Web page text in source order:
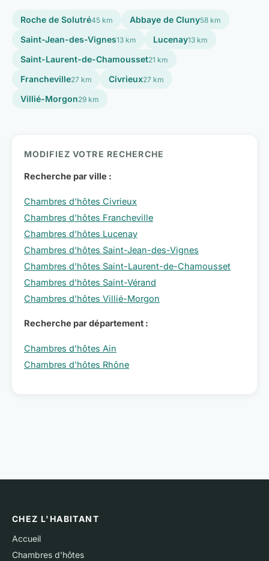
Roche de Solutré45 km Abbaye de Cluny58 km
Saint-Jean-des-Vignes13 km Lucenay13 km
Saint-Laurent-de-Chamousset21 km
Francheville27 km Civrieux27 km
Villié-Morgon29 km
MODIFIEZ VOTRE RECHERCHE
Recherche par ville :
Chambres d'hôtes Civrieux
Chambres d'hôtes Francheville
Chambres d'hôtes Lucenay
Chambres d'hôtes Saint-Jean-des-Vignes
Chambres d'hôtes Saint-Laurent-de-Chamousset
Chambres d'hôtes Saint-Vérand
Chambres d'hôtes Villié-Morgon
Recherche par département :
Chambres d'hôtes Ain
Chambres d'hôtes Rhône
CHEZ L'HABITANT
Accueil
Chambres d'hôtes